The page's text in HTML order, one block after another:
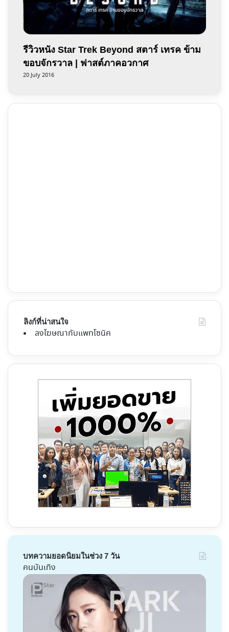
รีวิวหนัง Star Trek Beyond สตาร์ เทรค ข้าม
ขอบจักรวาล | ฟาสต์ภาคอวกาศ
20 July 2016
ลิงก์ที่น่าสนใจ
ลงโฆษณากับแพทโซนิค
บทความยอดนิยมในช่วง 7 วัน
คนบันเทิง